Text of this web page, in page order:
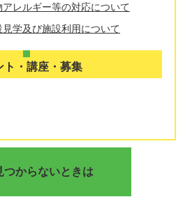
レルギー等の対応について
学及び施設利用について
ト・講座・募集
つからないときは